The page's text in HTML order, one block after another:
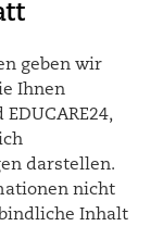
geben wir
Ihnen
darstellen.
nicht
Inhalt